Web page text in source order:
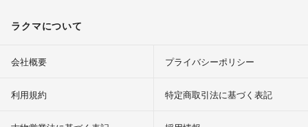
ラクマについて
会社概要 プライバシーポリシー
利用規約 特定商取引法に基づく表記